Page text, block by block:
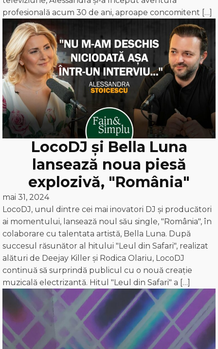
profesională acum 30 de ani, aproape concomitent […]
LocoDJ și Bella Luna
lansează noua piesă
explozivă, "România"
mai 31, 2024
LocoDJ, unul dintre cei mai inovatori DJ și producători
ai momentului, lansează noul său single, "România", în
colaborare cu talentata artistă, Bella Luna. După
succesul răsunător al hitului "Leul din Safari", realizat
alături de Deejay Killer și Rodica Olariu, LocoDJ
continuă să surprindă publicul cu o nouă creație
muzicală electrizantă. Hitul "Leul din Safari" a […]